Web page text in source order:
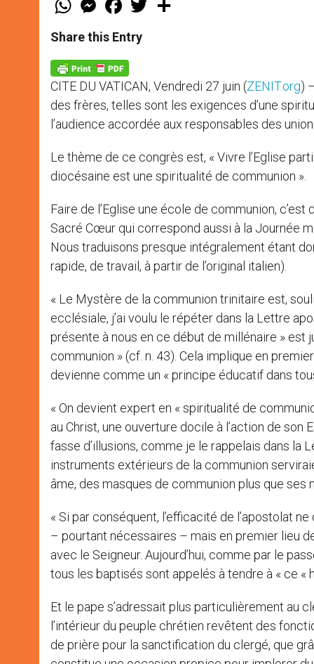
t
s
p
p
e
s
e
g
e
r
a
e
b
k
w
Share this Entry
CITE DU VATICAN, Vendredi 27 juin (ZENIT.org)
des frères, telles sont les exigences d’une
l’audience accordée aux responsables des
Le thème de ce congrès est, « Vivre l’Eglise
diocésaine est une spiritualité de communion ».
Faire de l’Eglise une école de communion,
Sacré Cœur qui correspond aussi à la Journée
Nous traduisons presque intégralement étant
rapide, de travail, à partir de l’original italien).
« Le Mystère de la communion trinitaire est,
ecclésiale, j’ai voulu le répéter dans la Lettre
présente à nous en ce début de millénaire » est
communion » (cf. n. 43). Cela implique en
devienne comme un « principe éducatif dans
« On devient expert en « spiritualité de
au Christ, une ouverture docile à l’action de
fasse d’illusions, comme je le rappelais dans la
instruments extérieurs de la communion
âme, des masques de communion plus que ses
« Si par conséquent, l’efficacité de l’apostolat
– pourtant nécessaires – mais en premier lieu
avec le Seigneur. Aujourd’hui, comme par le
tous les baptisés sont appelés à tendre à « ce «
Et le pape s’adressait plus particulièrement au
l’intérieur du peuple chrétien revêtent des
de prière pour la sanctification du clergé, que